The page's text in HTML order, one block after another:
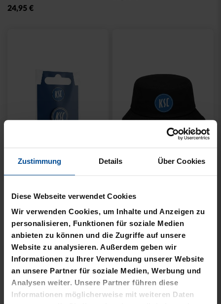
Zustimmung Details Über Cookies
Diese Webseite verwendet Cookies
Wir verwenden Cookies, um Inhalte und Anzeigen zu
personalisieren, Funktionen für soziale Medien
anbieten zu können und die Zugriffe auf unsere
Website zu analysieren. Außerdem geben wir
Informationen zu Ihrer Verwendung unserer Website
an unsere Partner für soziale Medien, Werbung und
Analysen weiter. Unsere Partner führen diese
Informationen möglicherweise mit weiteren Daten
24,95 €
PIN LOGO 2CM
4,95 €
FISCHERHUT LOGO
SCHWARZ KLEIN
8,00 €